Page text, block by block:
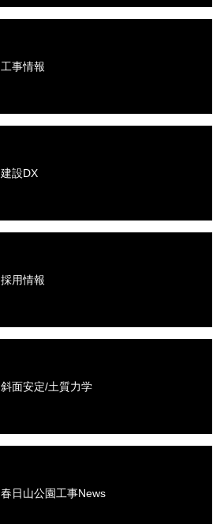
工事情報
建設DX
採用情報
斜面安定/土質力学
春日山公園工事News